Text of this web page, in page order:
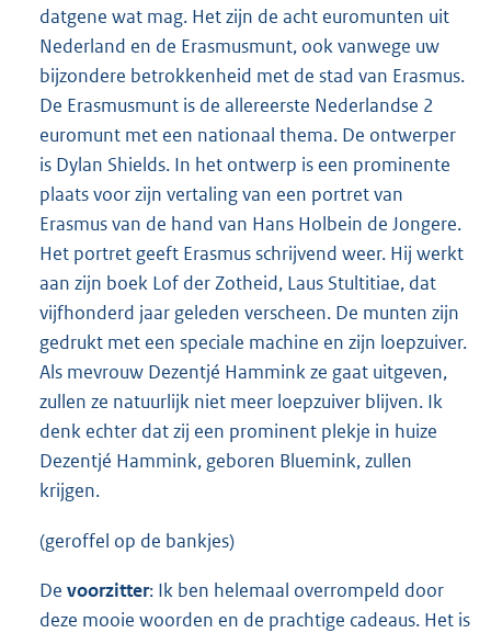
datgene wat mag. Het zijn de acht euromunten uit
Nederland en de Erasmusmunt, ook vanwege uw
bijzondere betrokkenheid met de stad van Erasmus.
De Erasmusmunt is de allereerste Nederlandse 2
euromunt met een nationaal thema. De ontwerper
is Dylan Shields. In het ontwerp is een prominente
plaats voor zijn vertaling van een portret van
Erasmus van de hand van Hans Holbein de Jongere.
Het portret geeft Erasmus schrijvend weer. Hij werkt
aan zijn boek Lof der Zotheid, Laus Stultitiae, dat
vijfhonderd jaar geleden verscheen. De munten zijn
gedrukt met een speciale machine en zijn loepzuiver.
Als mevrouw Dezentjé Hammink ze gaat uitgeven,
zullen ze natuurlijk niet meer loepzuiver blijven. Ik
denk echter dat zij een prominent plekje in huize
Dezentjé Hammink, geboren Bluemink, zullen
krijgen.
(geroffel op de bankjes)
De voorzitter: Ik ben helemaal overrompeld door
deze mooie woorden en de prachtige cadeaus. Het is